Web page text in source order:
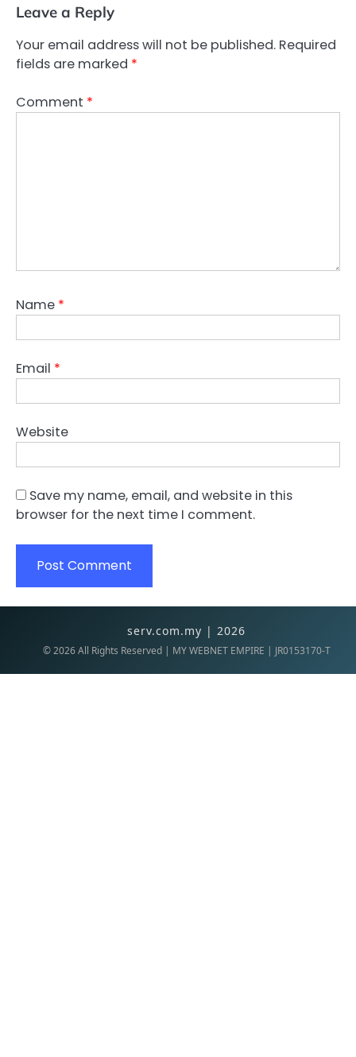
Leave a Reply
Your email address will not be published. Required
fields are marked *
Comment *
Name *
Email *
Website
Save my name, email, and website in this
browser for the next time I comment.
serv.com.my | 2026
©2026All Rights Reserved | MY WEBNET EMPIRE | JR0153170-T